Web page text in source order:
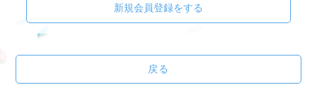
新規会員登録をする
戻る